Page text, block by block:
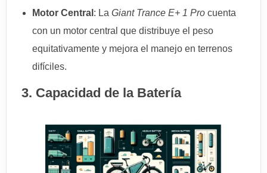
Motor Central : La Giant Trance E+ 1 Procuenta
con un motor central que distribuye el peso
equitativamente y mejora el manejo en terrenos
difíciles.
3. Capacidad de la Batería